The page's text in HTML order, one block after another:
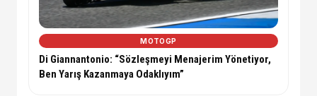
MOTOGP
Di Giannantonio: “Sözleşmeyi Menajerim Yönetiyor,
Ben Yarış Kazanmaya Odaklıyım”